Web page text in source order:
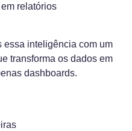
relatórios
essa inteligência com um
transforma os dados em
dashboards.